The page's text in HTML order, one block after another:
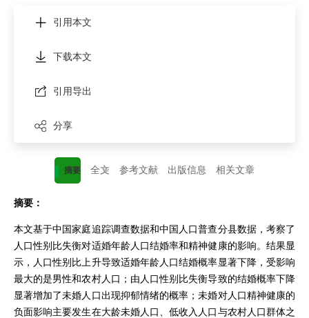
引用本文
下载本文
引用导出
分享
摘要 全文 参考文献 出版信息 相关文章
摘要：
本文基于中国家庭追踪调查数据和中国人口普查分县数据，考察了
人口性别比失衡对适婚年龄人口结婚率和精神健康的影响。结果显
示，人口性别比上升导致适婚年龄人口结婚概率显著下降，受影响
最大的是男性和农村人口；由人口性别比失衡导致的结婚概率下降
显著增加了未婚人口出现抑郁情绪的概率；未婚对人口精神健康的
负面影响主要发生在大龄未婚人口、低收入人口与农村人口群体之